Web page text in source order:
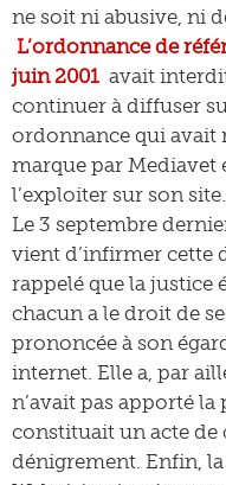
ne soit ni abusive, ni
L’ordonnance de
juin 2001 avait
continuer à diffuser
ordonnance qui avait
marque par
l’exploiter sur son site.
Le 3 septembre
vient d’infirmer cette
rappelé que la justice
chacun a le droit de
prononcée à son
internet. Elle a, par
n’avait pas apporté
constituait un acte de
dénigrement. Enfin,